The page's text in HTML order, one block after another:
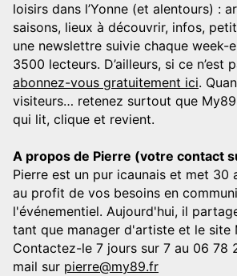
loisirs dans l’Yonne (et alentours) :
saisons, lieux à découvrir, infos,
une newslettre suivie chaque week-
3500 lecteurs. D’ailleurs, si ce n’est
abonnez-vous gratuitement ici.
visiteurs… retenez surtout que
qui lit, clique et revient.
A propos de Pierre (votre contact
Pierre est un pur icaunais et met 30
au profit de vos besoins en
l'événementiel. Aujourd'hui, il
tant que manager d'artiste et le site
Contactez-le 7 jours sur 7 au 06 78
mail sur pierre@my89.fr